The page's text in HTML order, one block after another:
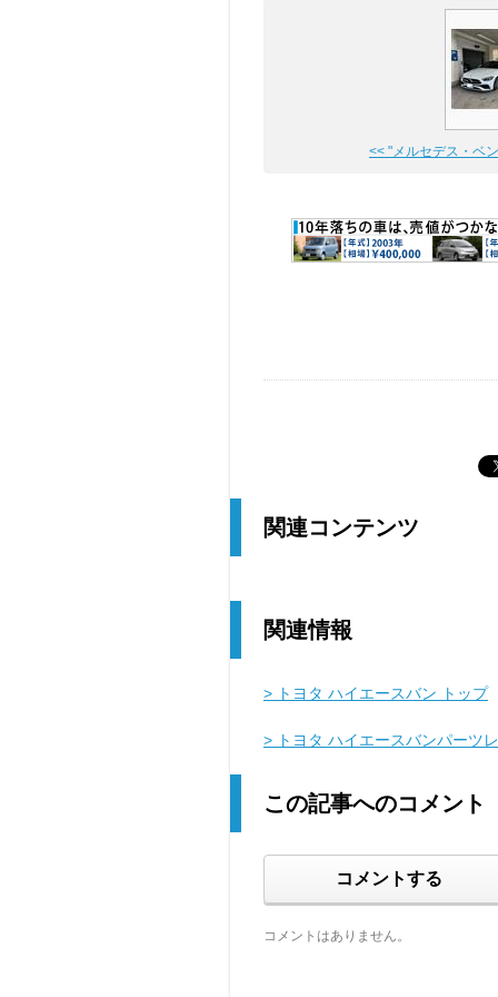
<< "メルセデス・ベ
関連コンテンツ
関連情報
> トヨタ ハイエースバン トップ
> トヨタ ハイエースバンパーツ
この記事へのコメント
コメントする
コメントはありません。